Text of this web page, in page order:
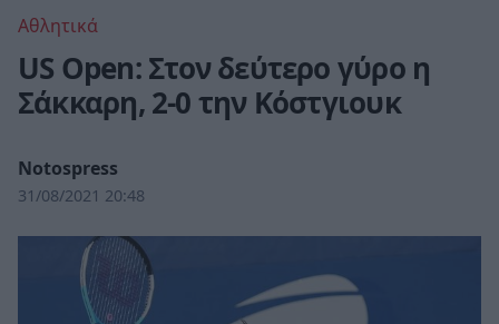
Αθλητικά
US Open: Στον δεύτερο γύρο η
Σάκκαρη, 2-0 την Κόστγιουκ
Notospress
31/08/2021 20:48